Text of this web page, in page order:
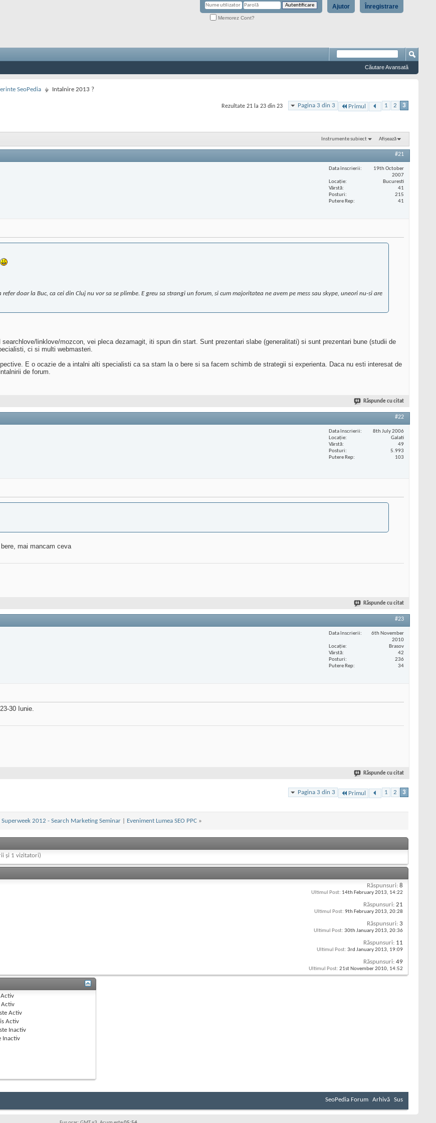
Înregistrare
Ajutor
Memorez Cont?
Căutare Avansată
SeoPedia Intalnire 2013 ?
Pagina 3 din 3 Primul 1 2 3
Rezultate 21 la 23 din 23
Instrumente subiect Afișează
#21
Data înscrierii
19th October
2007
Locaţie
Bucuresti
Vârstă
41
Posturi
215
Putere Rep
41
doar la Buc, ca cei din Cluj nu vor sa se plimbe. E greu sa strangi un forum, si cum majoritatea ne avem pe mess sau skype, uneori nu-si are
linklove/mozcon, vei pleca dezamagit, iti spun din start. Sunt prezentari slabe (generalitati) si sunt prezentari bune (studii de
ci si multi webmasteri.
E o ocazie de a intalni alti specialisti ca sa stam la o bere si sa facem schimb de strategii si experienta. Daca nu esti interesat de
de forum.
Răspunde cu citat
#22
Data înscrierii
8th July 2006
Locaţie
Galati
Vârstă
49
Posturi
5.993
Putere Rep
103
mai mancam ceva
Răspunde cu citat
#23
Data înscrierii
6th November
2010
Locaţie
Brasov
Vârstă
42
Posturi
236
Putere Rep
34
30 Iunie.
Răspunde cu citat
Pagina 3 din 3 Primul 1 2 3
Superweek 2012 - Search Marketing Seminar Eveniment Lumea SEO PPC »
și 1 vizitatori)
Răspunsuri: 8
Ultimul Post: 14th February 2013, 14:22
Răspunsuri: 21
Ultimul Post: 9th February 2013, 20:28
Răspunsuri: 3
Ultimul Post: 30th January 2013, 20:36
Răspunsuri: 11
Ultimul Post: 3rd January 2013, 19:09
Răspunsuri: 49
Ultimul Post: 21st November 2010, 14:52
Activ
Activ
Activ
isActiv
Inactiv
Inactiv
SeoPedia Forum Arhivă Sus